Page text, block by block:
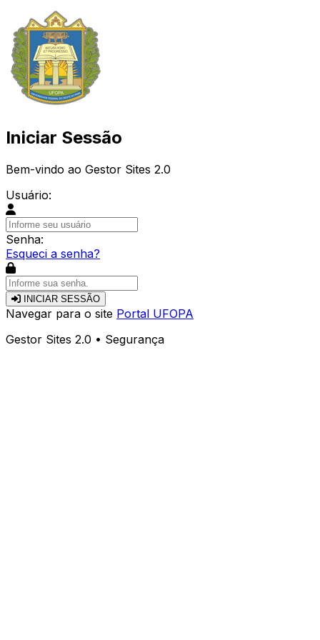
Iniciar Sessão
Bem-vindo ao Gestor Sites 2.0
Usuário:
Senha:
Esqueci a senha?
INICIAR SESSÃO
Navegar para o site Portal UFOPA
Gestor Sites 2.0 • Segurança